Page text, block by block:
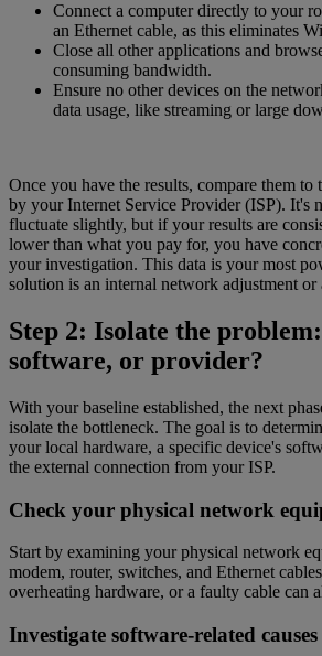
Connect a computer directly to your
an Ethernet cable, as this eliminates
Close all other applications and
consuming bandwidth.
Ensure no other devices on the
data usage, like streaming or large
Once you have the results, compare them to
by your Internet Service Provider (ISP). It's
fluctuate slightly, but if your results are
lower than what you pay for, you have
your investigation. This data is your most
solution is an internal network adjustment
Step 2: Isolate the
software, or provider?
With your baseline established, the next
isolate the bottleneck. The goal is to
your local hardware, a specific device's
the external connection from your ISP.
Check your physical network
Start by examining your physical network
modem, router, switches, and Ethernet
overheating hardware, or a faulty cable can
Investigate software-related causes